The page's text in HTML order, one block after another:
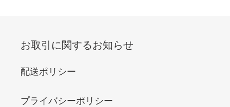
お取引に関するお知らせ
配送ポリシー
プライバシーポリシー